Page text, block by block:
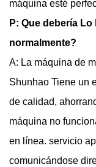
máquina esté
P: Que debería
normalmente?
A: La máquina de
Shunhao Tiene un
de calidad,
máquina no
en línea. servicio a
comunicándose